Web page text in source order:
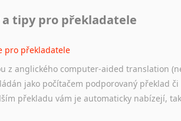
cenné informace nekomerčního
užitečných všem, kteří uvažují o studiu v
univerzity a samozřejmě i osobní
tipy pro překladatele
pro překladatele
z anglického computer-aided translation
jako počítačem podporovaný překlad
překladu vám je automaticky nabízejí,